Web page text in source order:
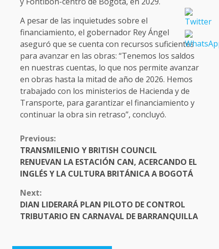
A pesar de las inquietudes sobre el
financiamiento, el gobernador Rey Ángel
aseguró que se cuenta con recursos suficientes
para avanzar en las obras: “Tenemos los saldos
en nuestras cuentas, lo que nos permite avanzar
en obras hasta la mitad de año de 2026. Hemos
trabajado con los ministerios de Hacienda y de
Transporte, para garantizar el financiamiento y
continuar la obra sin retraso”, concluyó.
CONTINUE
READING
Previous:
TRANSMILENIO Y BRITISH COUNCIL
RENUEVAN LA ESTACIÓN CAN, ACERCANDO EL
INGLÉS Y LA CULTURA BRITÁNICA A BOGOTÁ
Next:
DIAN LIDERARÁ PLAN PILOTO DE CONTROL
TRIBUTARIO EN CARNAVAL DE BARRANQUILLA